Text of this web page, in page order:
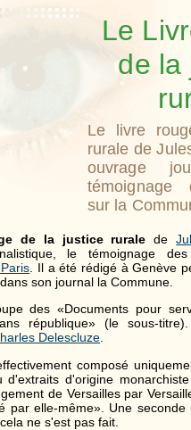
Le
de la
Le livre
rurale de
ouvrage
témoignage
sur la
de la justice rurale de
le témoignage
. Il a été rédigé à Genève
son journal la Commune.
des«Documents pour
république» (le sous-
Delescluze.
composé
d'extraits d'origine
de Versailles par
par elle-même» . Une
ne s'est pas fait.